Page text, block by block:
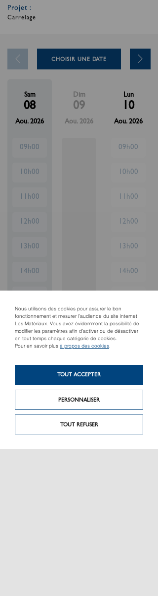
Nous utilisons des cookies pour assurer le bon
fonctionnement et mesurer l’audience du site internet
Les Matériaux. Vous avez évidemment la possibilité de
modifier les paramètres afin d’activer ou de désactiver
en tout temps chaque catégorie de cookies.
Pour en savoir plus à propos des cookies.
TOUT REFUSER
PERSONNALISER
TOUT ACCEPTER
Projet :
Carrelage
CHOISIR UNE DATE
Sam
08
Aou. 2026
09h00
10h00
11h00
12h00
13h00
14h00
16h00
17h00
Dim
09
Aou. 2026
Lun
10
Aou. 2026
09h00
10h00
11h00
12h00
13h00
14h00
16h00